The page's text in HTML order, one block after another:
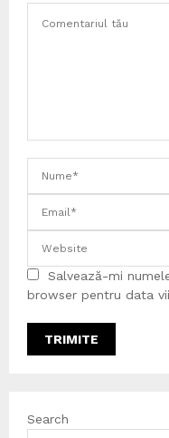
Salvează-mi
browser pentru data
Search